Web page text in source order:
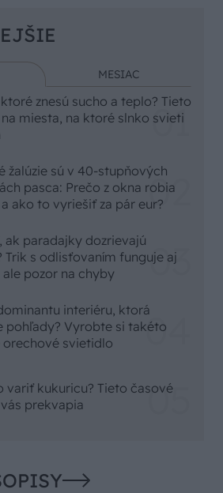
MESIAC
znesú sucho a teplo? Tieto
miesta, na ktoré slnko svieti
žalúzie sú v 40-stupňových
pasca: Prečo z okna robia
ako to vyriešiť za pár eur?
ak paradajky dozrievajú
Trik s odlisťovaním funguje aj
ale pozor na chyby
interiéru, ktorá
pohľady? Vyrobte si takéto
orechové svietidlo
variť kukuricu? Tieto časové
prekvapia